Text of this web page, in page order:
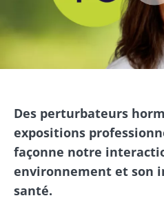
Des perturbateurs
expositions
façonne notre
environnement et son
santé.
Être redirigé
Rester sur le site Web
Je souhaite
d'autres actualités de
protection des
Microbiota Institute
* Champs obligatoires
BMI 20-35
* Champs obligatoires
BMI 20-35
Yaourts,
les grands
alliés de
votre
microbiote